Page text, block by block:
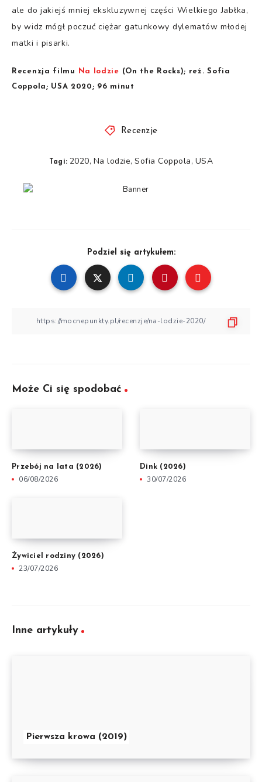
ale do jakiejś mniej ekskluzywnej części Wielkiego Jabłka,
by widz mógł poczuć ciężar gatunkowy dylematów młodej
matki i pisarki.
Recenzja filmu Na lodzie (On the Rocks); reż. Sofia
Coppola; USA 2020; 96 minut
Recenzje
Tagi: 2020, Na lodzie,Sofia Coppola, USA
Podziel się artykułem:
Może Ci się spodobać
Przebój na lata (2026)
06/08/2026
Dink (2026)
30/07/2026
Żywiciel rodziny (2026)
23/07/2026
Inne artykuły
Pierwsza krowa (2019)